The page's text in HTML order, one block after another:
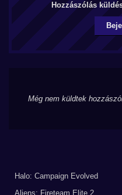
Hozzászólás
Még nem küldtek
Halo: Campaign Evolved
Aliens: Fireteam Elite 2